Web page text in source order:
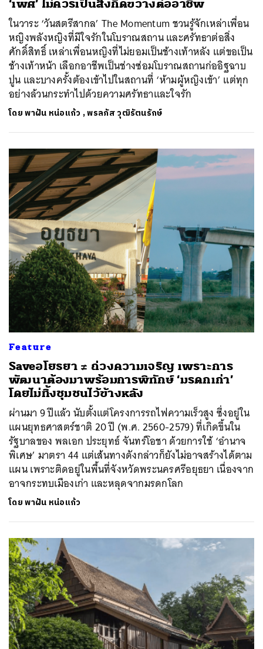
‘เพศ’ ไม่ควรเป็นสิ่งกีดขวางต่ออาชีพ
ในวาระ ‘วันสตรีสากล’ The Momentum ชวนรู้จักเหล่าเพื่อน
หญิงพลังหญิงที่มีใจรักในโบราณสถาน และศรัทธาต่อสิ่ง
ศักดิ์สิทธิ์ เหล่าเพื่อนหญิงที่ไม่ยอมเป็นช้างเท้าหลัง แต่ขอเป็น
ช้างเท้าหน้า เลือกอาชีพเป็นช่างซ่อมโบราณสถานก่ออิฐฉาบ
ปูน และบางครั้งต้องเข้าไปในสถานที่ ‘ห้ามผู้หญิงเข้า’ แต่ทุก
อย่างล้วนกระทำไปด้วยความศรัทธาและใจรัก
โดยพาฝัน หน่อแก้ว ,พรลภัส วุฒิรัตนรักษ์
Feature
Saveอโยธยา ≠ ถ่วงความเจริญ เพราะการ
พัฒนาต้องมาพร้อมการพิทักษ์ ‘มรดกเก่า’
โดยไม่ทิ้งชุมชนไว้ข้างหลัง
ผ่านมา 9 ปีแล้ว นับตั้งแต่โครงการรถไฟความเร็วสูง ซึ่งอยู่ใน
แผนยุทธศาสตร์ชาติ 20 ปี (พ.ศ. 2560-2579) ที่เกิดขึ้นใน
รัฐบาลของ พลเอก ประยุทธ์ จันทร์โอชา ด้วยการใช้ ‘อำนาจ
พิเศษ’ มาตรา 44 แต่เส้นทางดังกล่าวก็ยังไม่อาจสร้างได้ตาม
แผน เพราะติดอยู่ในพื้นที่จังหวัดพระนครศรีอยุธยา เนื่องจาก
อาจกระทบเมืองเก่า และหลุดจากมรดกโลก
โดยพาฝัน หน่อแก้ว
ค้นหา
SHARE TWEET LINE EMAIL